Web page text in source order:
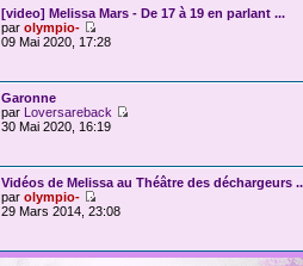
[video] Melissa Mars - De 17 à 19 en parlant ...
parolympio-
09 Mai 2020, 17:28
Garonne
par Loversareback
30 Mai 2020, 16:19
Vidéos de Melissa au Théâtre des déchargeurs
parolympio-
29 Mars 2014, 23:08